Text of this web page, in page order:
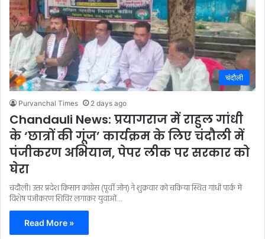
चंदौली
Purvanchal Times 2 days ago
Chandauli News: प्रयागराज में राहुल गांधी
के ‘छात्रों की गूंज’ कार्यक्रम के लिए चंदौली में
पंजीकरण अभियान, पेपर लीक पर सरकार को
घेरा
चंदौली। उत्तर प्रदेश किसान कांग्रेस (पूर्वी जोन) ने शुक्रवार को चकिया स्थित गांधी पार्क में
विशेष पंजीकरण शिविर लगाकर युवाओं…
Read More »